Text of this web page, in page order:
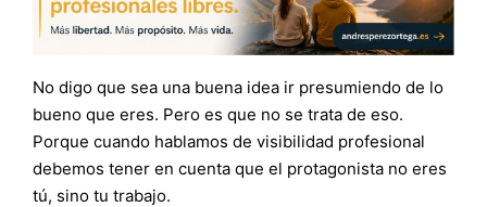
No digo que sea una buena idea ir presumiendo de lo
bueno que eres. Pero es que no se trata de eso.
Porque cuando hablamos de visibilidad profesional
debemos tener en cuenta que el protagonista no eres
tú, sino tu trabajo.